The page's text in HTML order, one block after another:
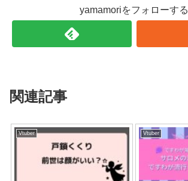
yamamoriをフォローする
関連記事
Vtuber Vtuber